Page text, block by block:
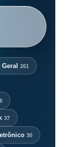
261
37
30